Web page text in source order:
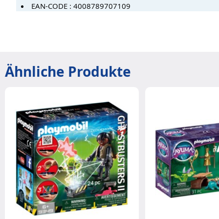
EAN-CODE : 4008789707109
Ähnliche Produkte